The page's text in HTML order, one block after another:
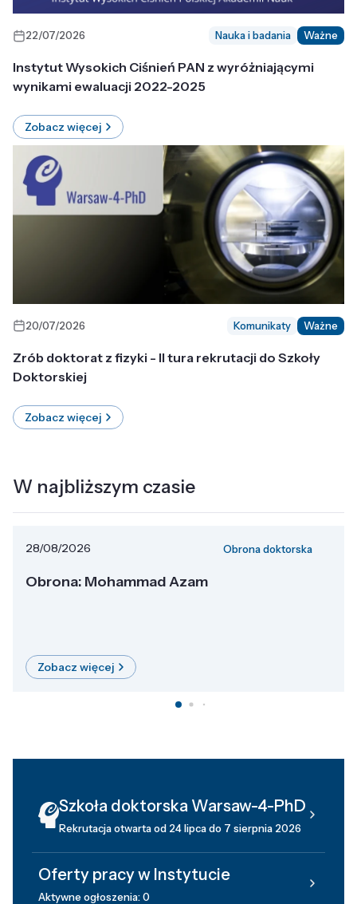
22/07/2026 Nauka i badania Ważne
Instytut Wysokich Ciśnień PAN z wyróżniającymi
wynikami ewaluacji 2022-2025
Zobacz więcej
20/07/2026 Komunikaty Ważne
Zrób doktorat z fizyki - II tura rekrutacji do Szkoły
Doktorskiej
Zobacz więcej
W najbliższym czasie
28/08/2026 Obrona doktorska
Obrona: Mohammad Azam
Zobacz więcej
Szkoła doktorska Warsaw-4-PhD
Rekrutacja otwarta od 24 lipca do 7 sierpnia 2026
Oferty pracy w Instytucie
Aktywne ogłoszenia: 0